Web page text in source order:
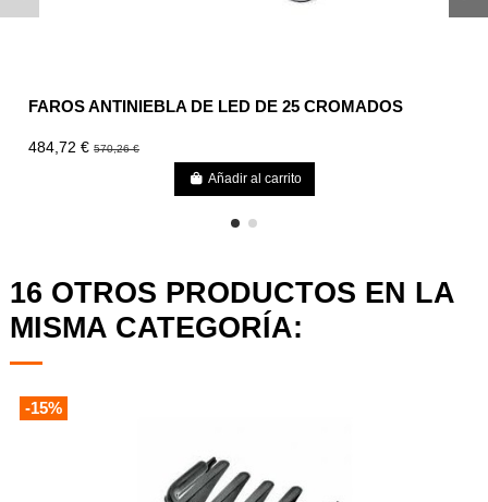
FAROS ANTINIEBLA DE LED DE 25 CROMADOS
484,72 €570,26 €
Añadir al carrito
16 OTROS PRODUCTOS EN LA
MISMA CATEGORÍA:
-15%